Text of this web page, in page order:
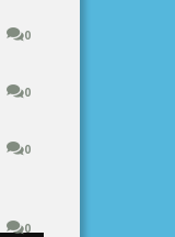
0
0
0
0